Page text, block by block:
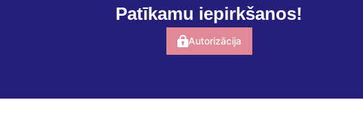
Patīkamu iepirkšanos!
Autorizācija